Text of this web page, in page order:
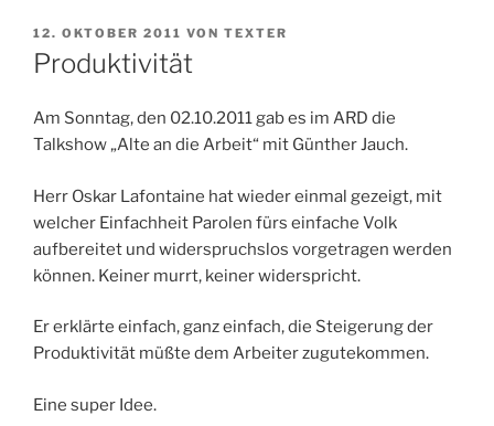
VERÖFFENTLICHT
AM
12. OKTOBER 2011 VON TEXTER
Produktivität
Am Sonntag, den 02.10.2011 gab es im ARD die
Talkshow „Alte an die Arbeit“ mit Günther Jauch.
Herr Oskar Lafontaine hat wieder einmal gezeigt, mit
welcher Einfachheit Parolen fürs einfache Volk
aufbereitet und widerspruchslos vorgetragen werden
können. Keiner murrt, keiner widerspricht.
Er erklärte einfach, ganz einfach, die Steigerung der
Produktivität müßte dem Arbeiter zugutekommen.
Eine super Idee.